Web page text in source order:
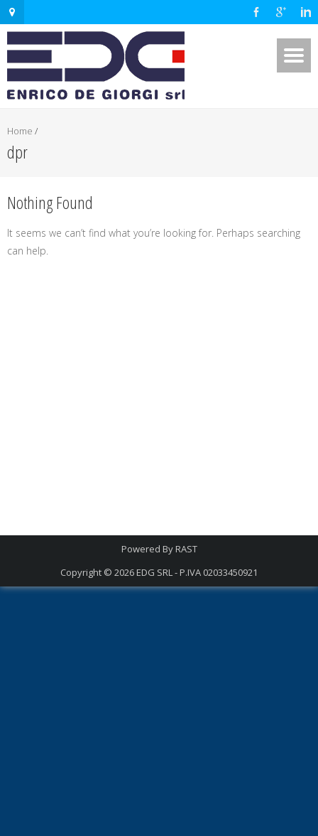
Home /
dpr
Nothing Found
It seems we can’t find what you’re looking for. Perhaps searching
can help.
Powered ByRAST
Copyright © 2026EDG SRL - P.IVA 02033450921